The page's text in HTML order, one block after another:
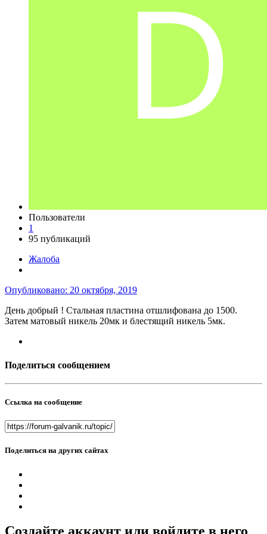
Пользователи
1
95 публикаций
Жалоба
Опубликовано: 20 октября, 2019
День добрый ! Стальная пластина отшлифована до 1500.
Затем матовый никель 20мк и блестящий никель 5мк.
Поделиться сообщением
Ссылка на сообщение
Поделиться на других сайтах